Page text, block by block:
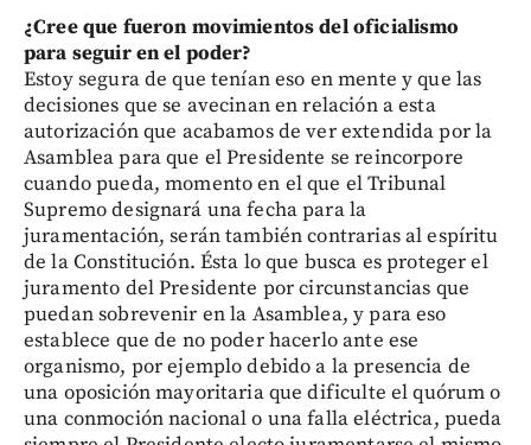
¿Cree que fueron movimientos del oficialismo
para seguir en el poder?
Estoy segura de que tenían eso en mente y que las
decisiones que se avecinan en relación a esta
autorización que acabamos de ver extendida por la
Asamblea para que el Presidente se reincorpore
cuando pueda, momento en el que el Tribunal
Supremo designará una fecha para la
juramentación, serán también contrarias al espíritu
de la Constitución. Ésta lo que busca es proteger el
juramento del Presidente por circunstancias que
puedan sobrevenir en la Asamblea, y para eso
establece que de no poder hacerlo ante ese
organismo, por ejemplo debido a la presencia de
una oposición mayoritaria que dificulte el quórum o
una conmoción nacional o una falla eléctrica, pueda